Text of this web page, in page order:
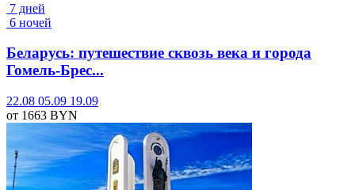
7 дней
6 ночей
Беларусь: путешествие сквозь века и города
Гомель-Брес...
22.08 05.09 19.09
от 1663 BYN